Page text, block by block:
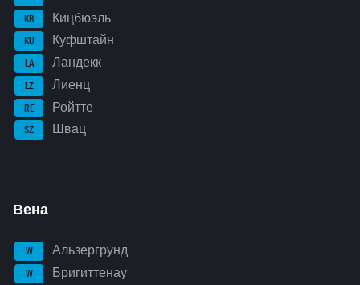
KB Кицбюэль
KU Куфштайн
LA Ландекк
LZ Лиенц
RE Ройтте
SZ Швац
Вена
W Альзергрунд
W Бригиттенау